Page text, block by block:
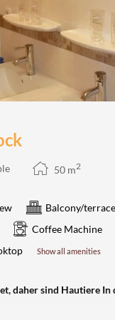
50 m2
Balcony/terrace
Coffee Machine
Show all amenities
daher sind Hautiere In